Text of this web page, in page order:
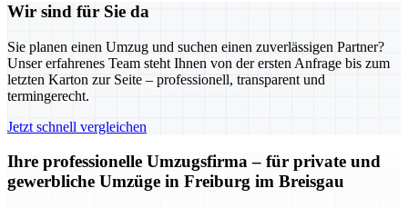
Wir sind für Sie da
Sie planen einen Umzug und suchen einen zuverlässigen Partner?
Unser erfahrenes Team steht Ihnen von der ersten Anfrage bis zum
letzten Karton zur Seite – professionell, transparent und
termingerecht.
Jetzt schnell vergleichen
Ihre professionelle Umzugsfirma – für private und
gewerbliche Umzüge in Freiburg im Breisgau